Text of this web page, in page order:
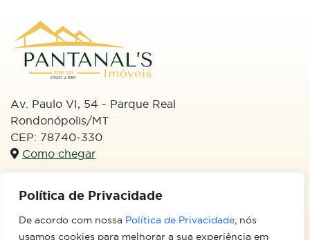
Política de Privacidade
De acordo com nossa Política de Privacidade , nós
usamos cookies para melhorar a sua experiência em
Av. Paulo VI, 54 - Parque Real
Rondonópolis/MT
CEP: 78740-330
Como chegar
(66) 99613-3133